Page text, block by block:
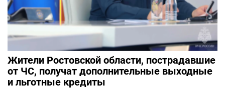
Жители Ростовской области, пострадавшие
от ЧС, получат дополнительные выходные
и льготные кредиты